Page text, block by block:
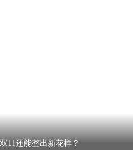
汇｜做好“五篇大文章” 推动金融高